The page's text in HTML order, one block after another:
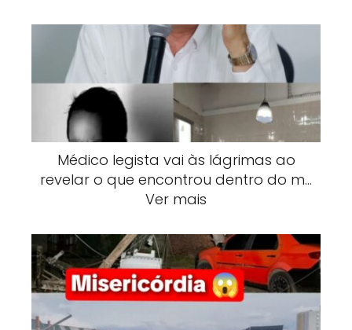
Médico legista vai às lágrimas ao
revelar o que encontrou dentro do m…
Ver mais